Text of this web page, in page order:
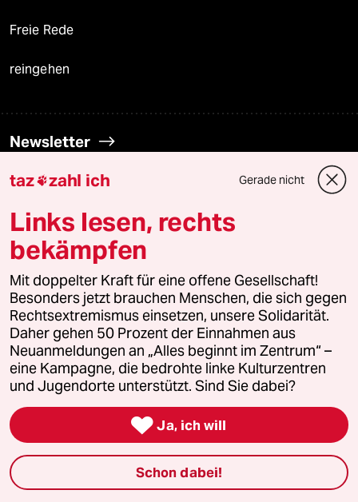
Freie Rede
reingehen
Newsletter
team zukunft
taz frisch
taz lab Infobrief
Veranstaltungen
Demnächst
Vor Ort
taz zahl ich Gerade nicht
Links lesen, rechts
bekämpfen
Mit doppelter Kraft für eine offene Gesellschaft!
Besonders jetzt brauchen Menschen, die sich gegen
Rechtsextremismus einsetzen, unsere Solidarität.
Daher gehen 50 Prozent der Einnahmen aus
Neuanmeldungen an „Alles beginnt im Zentrum“ –
eine Kampagne, die bedrohte linke Kulturzentren
und Jugendorte unterstützt. Sind Sie dabei?
 Ja, ich will
Schon dabei!